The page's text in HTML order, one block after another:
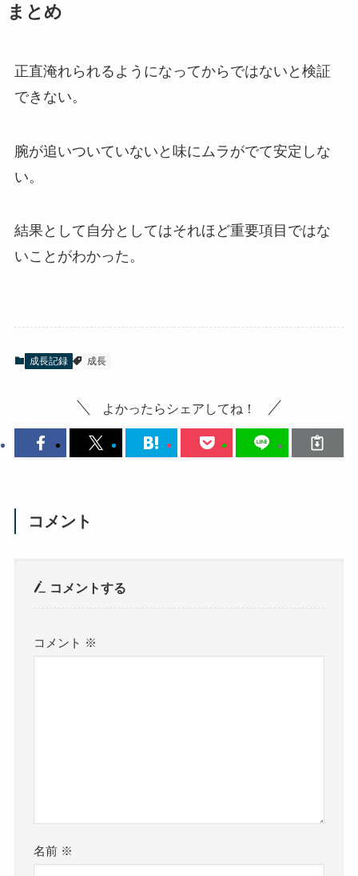
まとめ
正直淹れられるようになってからではないと検証
できない。
腕が追いついていないと味にムラがでて安定しな
い。
結果として自分としてはそれほど重要項目ではな
いことがわかった。
成長記録 成長
よかったらシェアしてね！
コメント
コメントする
コメント ※
名前 ※